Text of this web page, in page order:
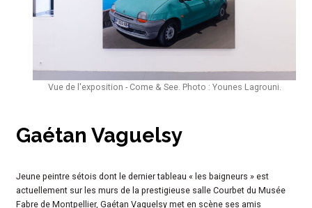
Gaétan Vaguelsy
Jeune peintre sétois dont le dernier tableau « les baigneurs » est
actuellement sur les murs de la prestigieuse salle Courbet du Musée
Fabre de Montpellier, Gaétan Vaguelsy met en scène ses amis
Vue de l'exposition - Come & See. Photo : Younes Lagrouni.